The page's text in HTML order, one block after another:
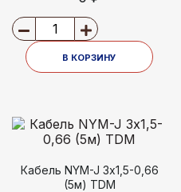
В КОРЗИНУ
Кабель NYM-J 3х1,5-0,66
(5м) TDM